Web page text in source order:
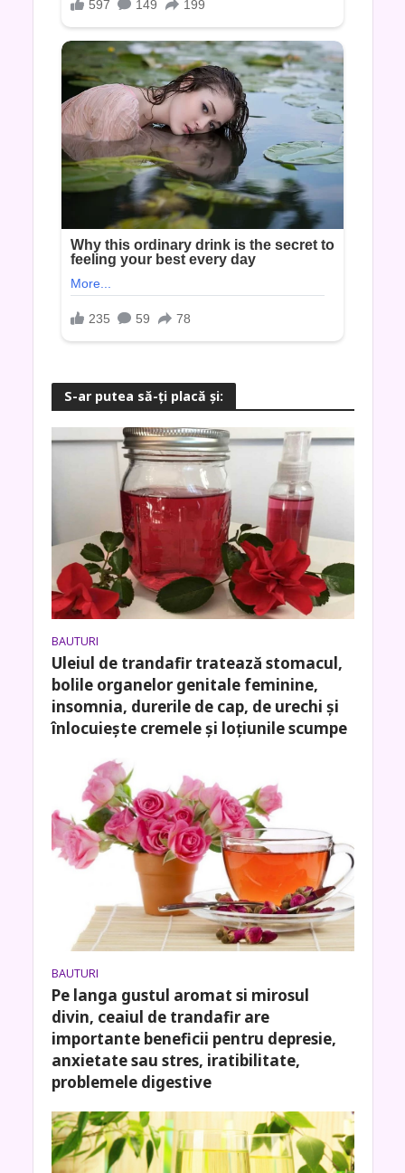
S-ar putea să-ţi placă şi:
BAUTURI
Uleiul de trandafir tratează stomacul,
bolile organelor genitale feminine,
insomnia, durerile de cap, de urechi și
înlocuiește cremele și loțiunile scumpe
BAUTURI
Pe langa gustul aromat si mirosul
divin, ceaiul de trandafir are
importante beneficii pentru depresie,
anxietate sau stres, iratibilitate,
problemele digestive